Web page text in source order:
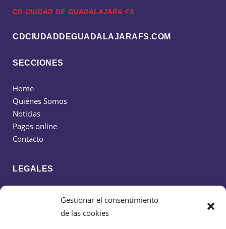
Gestionar el consentimiento
de las cookies
CD CIUDAD DE GUADALAJARA FS
CDCIUDADDEGUADALAJARAFS.COM
SECCIONES
Home
Quiénes Somos
Noticias
Pagos online
Contacto
LEGALES